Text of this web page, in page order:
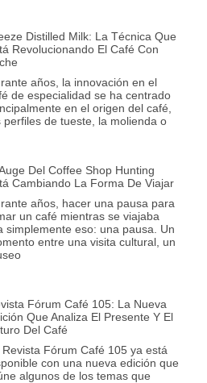
Distilled Milk: La Técnica Que
Revolucionando El Café Con
años, la innovación en el
de especialidad se ha centrado
en el origen del café,
perfiles de tueste, la molienda o
Del Coffee Shop Hunting
Cambiando La Forma De Viajar
años, hacer una pausa para
un café mientras se viajaba
simplemente eso: una pausa. Un
entre una visita cultural, un
Fórum Café 105: La Nueva
Que Analiza El Presente Y El
Del Café
Revista Fórum Café 105 ya está
con una nueva edición que
algunos de los temas que